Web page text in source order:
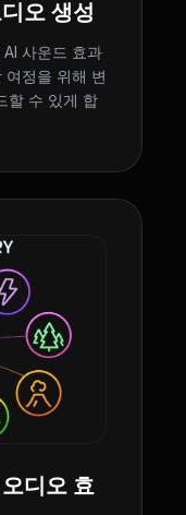
오 생성
사운드 효과
여정을 위해 변
할 수 있게 합
디오 효